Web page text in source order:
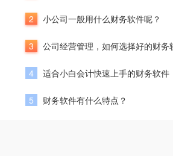
2 小公司一般用什么财务软件呢？
3 公司经营管理，如何选择好的财务
4 适合小白会计快速上手的财务软件
5 财务软件有什么特点？